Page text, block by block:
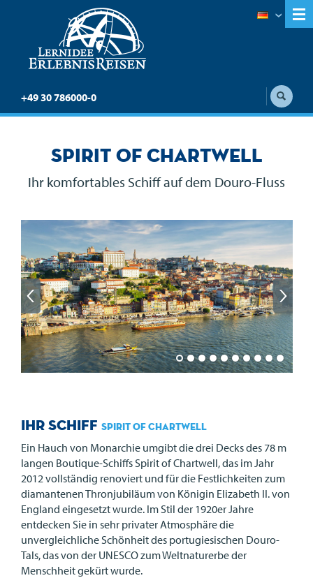
+49 30 786000-0
Spirit of Chartwell
Ihr komfortables Schiff auf dem Douro-Fluss
Ihr Schiff Spirit of Chartwell
Ein Hauch von Monarchie umgibt die drei Decks des 78 m
langen Boutique-Schiffs Spirit of Chartwell, das im Jahr
2012 vollständig renoviert und für die Festlichkeiten zum
diamantenen Thronjubiläum von Königin Elizabeth II. von
England eingesetzt wurde. Im Stil der 1920er Jahre
entdecken Sie in sehr privater Atmosphäre die
unvergleichliche Schönheit des portugiesischen Douro-
Tals, das von der UNESCOzum Weltnaturerbe der
Menschheit gekürt wurde.